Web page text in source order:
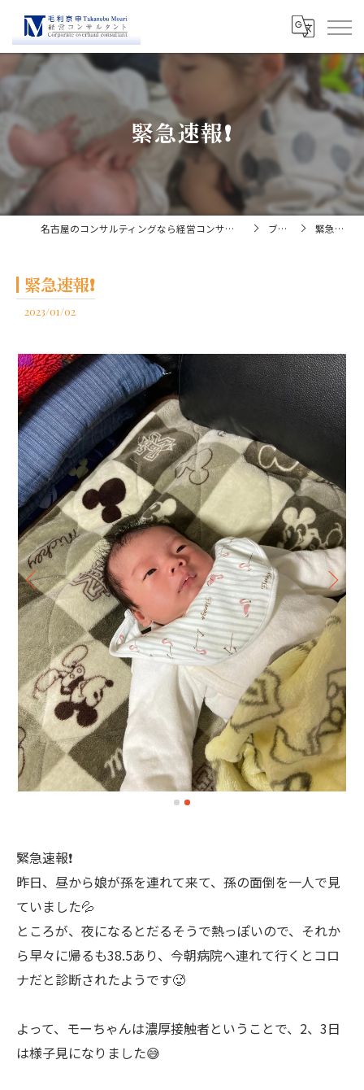
緊急速報❗️
名古屋のコンサルティングなら経営コンサルタント毛利京申 ブログ 緊急速報❗️
緊急速報❗️
2023/01/02
緊急速報❗️
昨日、昼から娘が孫を連れて来て、孫の面倒を一人で見
ていました💦
ところが、夜になるとだるそうで熱っぽいので、それか
ら早々に帰るも38.5あり、今朝病院へ連れて行くとコロ
ナだと診断されたようです🥵
よって、モーちゃんは濃厚接触者ということで、2、3日
は様子見になりました😅